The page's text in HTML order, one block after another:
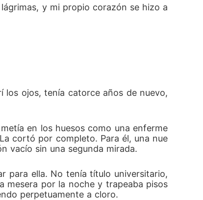
y mi propio corazón se hizo a
los ojos, tenía catorce años de nuevo,
en los huesos como una enferme
cortó por completo. Para él, una nue
vacío sin una segunda mirada.
para ella. No tenía título universitario,
mesera por la noche y trapeaba pisos
perpetuamente a cloro.